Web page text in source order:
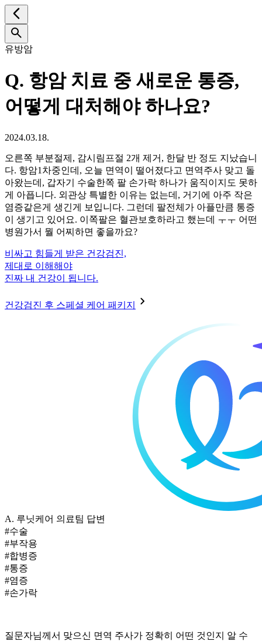
유방암
Q. 항암 치료 중 새로운 통증,
어떻게 대처해야 하나요?
2024.03.18.
오른쪽 부분절제, 감시림프절 2개 제거, 한달 반 정도 지났습니
다. 항암1차중인데, 오늘 면역이 떨어졌다고 면역주사 맞고 돌
아왔는데, 갑자기 수술한쪽 팔 손가락 하나가 움직이지도 못하
게 아픕니다. 외관상 특별한 이유는 없는데, 거기에 아주 작은
염증같은게 생긴게 보입니다. 그런데 팔전체가 아플만큼 통증
이 생기고 있어요. 이쪽팔은 혈관보호하라고 했는데 ㅜㅜ 어떤
병원가서 뭘 어찌하면 좋을까요?
비싸고 힘들게 받은 건강검진,
제대로 이해해야
진짜 내 건강이 됩니다.
건강검진 후 스페셜 케어 패키지
A. 루닛케어 의료팀 답변
#수술
#부작용
#합병증
#통증
#염증
#손가락
질문자님께서 맞으신 면역 주사가 정확히 어떤 것인지 알 수